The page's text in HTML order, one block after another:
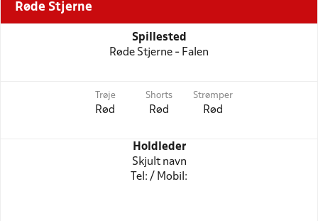
Røde Stjerne
Spillested
Røde Stjerne - Falen
Trøje
Rød
Shorts
Rød
Strømper
Rød
Holdleder
Skjult navn
Tel: / Mobil: